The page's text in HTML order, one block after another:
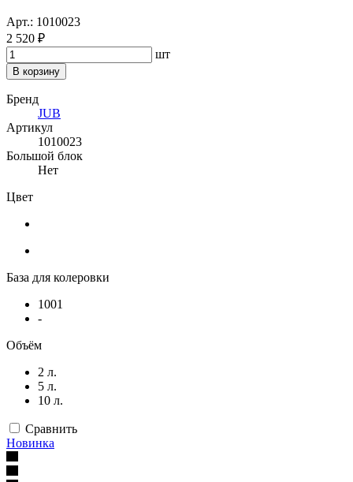
Арт.: 1010023
2 520 ₽
шт
В корзину
Бренд
JUB
Артикул
1010023
Большой блок
Нет
Цвет
База для колеровки
1001
-
Объём
2 л.
5 л.
10 л.
Сравнить
Новинка